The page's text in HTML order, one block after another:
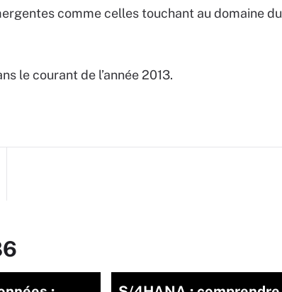
comme celles touchant au domaine du
le courant de l’année 2013.